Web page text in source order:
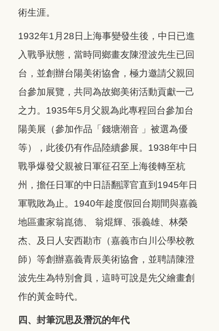
術生涯。
1932年1月28日上海事變發生後，中日已進
入戰爭狀態，當時同鄉畫友陳澄波先生已回
台，並創辦台陽美術協會，極力邀請父親回
台參加展覽，共同為故鄉美術活動貢獻一己
之力。1935年5月父親為此專程回台參加台
陽美展（參加作品「錢塘潮音 」被選為優
等），此後仍有作品陸續參展。1938年中日
戰爭爆發父親被日軍征召至上海後轉至杭
州，擔任日軍的中日語翻譯官直到1945年日
軍戰敗為止。1940年趁度假回台期間與嘉義
地區畫家翁崑德、 翁焜輝、張義雄、林榮
杰、及日人安西勘市（嘉義市白川公學校教
師）等創辦嘉義青辰美術協會，並聘請陳澄
波先生為特別會員，這時可說是先父繪畫創
作的黃金時代。
四、封筆沉思及潛沉的年代